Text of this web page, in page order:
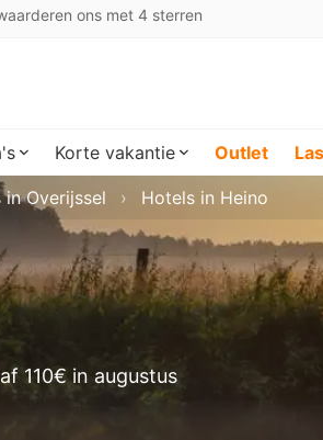
ons met 4 sterren
Korte vakantie Outlet
110€ in augustus
in Overijssel Hotels in Heino